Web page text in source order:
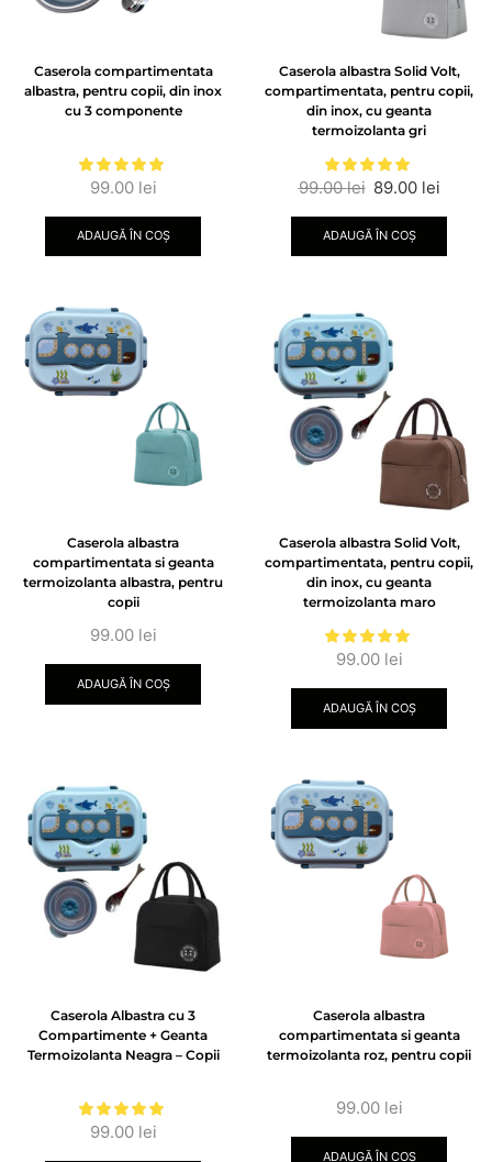
Caserola compartimentata
albastra, pentru copii, din inox
cu 3 componente
99.00 lei
ADAUGĂ ÎN COȘ
Caserola albastra Solid Volt,
compartimentata, pentru copii,
din inox, cu geanta
termoizolanta gri
99.00lei 89.00 lei
ADAUGĂ ÎN COȘ
Caserola albastra
compartimentata si geanta
termoizolanta albastra, pentru
copii
99.00 lei
ADAUGĂ ÎN COȘ
Caserola albastra Solid Volt,
compartimentata, pentru copii,
din inox, cu geanta
termoizolanta maro
99.00 lei
ADAUGĂ ÎN COȘ
Caserola Albastra cu 3
Compartimente + Geanta
Termoizolanta Neagra – Copii
99.00 lei
Caserola albastra
compartimentata si geanta
termoizolanta roz, pentru copii
99.00 lei
ADAUGĂ ÎN COȘ